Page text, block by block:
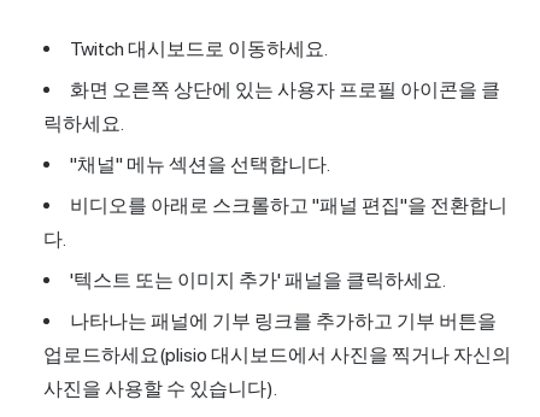
Twitch 대시보드로 이동하세요.
화면 오른쪽 상단에 있는 사용자 프로필 아이콘을 클
릭하세요.
"채널" 메뉴 섹션을 선택합니다.
비디오를 아래로 스크롤하고 "패널 편집"을 전환합니
다.
'텍스트 또는 이미지 추가' 패널을 클릭하세요.
나타나는 패널에 기부 링크를 추가하고 기부 버튼을
업로드하세요(plisio 대시보드에서 사진을 찍거나 자신의
사진을 사용할 수 있습니다).